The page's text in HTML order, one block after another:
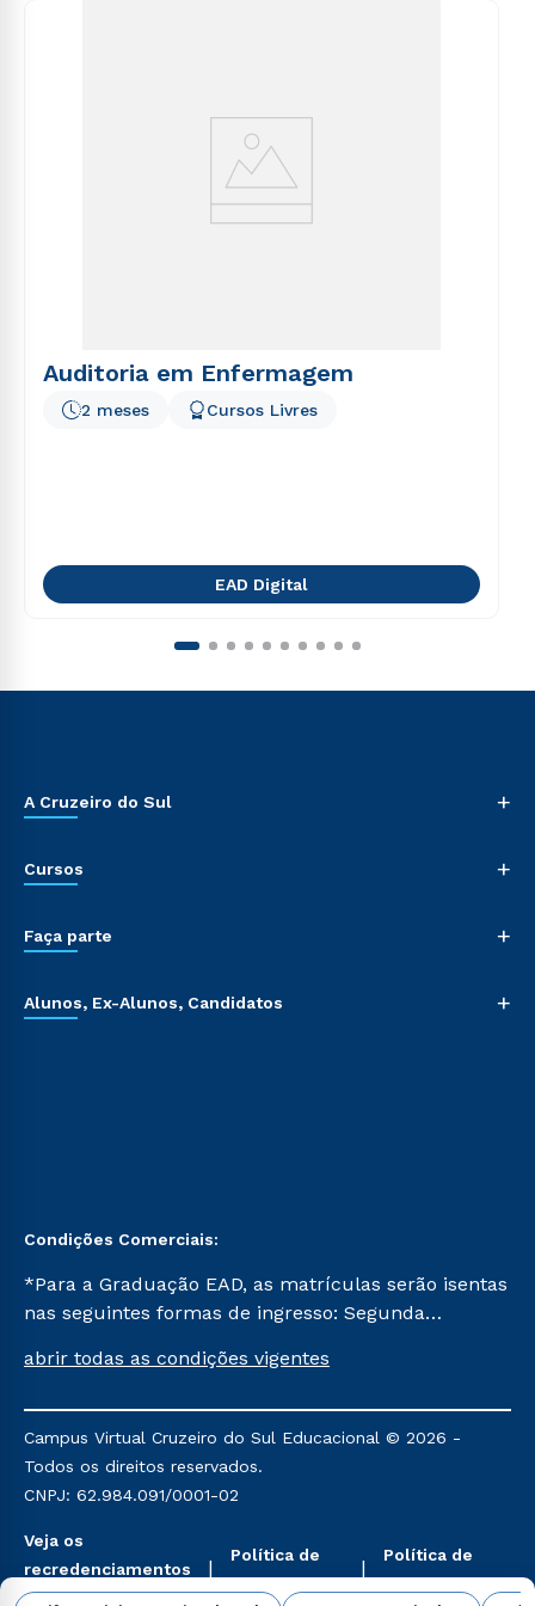
Auditoria em Enfermagem
2 meses Cursos Livres
EAD Digital
A Cruzeiro do Sul +
Cursos +
Faça parte +
Alunos, Ex-Alunos, Candidatos +
Condições Comerciais:
*Para a Graduação EAD, as matrículas serão isentas
nas seguintes formas de ingresso: Segunda
Já para as demais, a taxa de matrícula será de R$
mencionadas são referentes aos cursos: Ensino
Religioso, Geografia para a Docência e Metodologia
do Ensino de História: Questões Atuais.
abrir todas as condições vigentes
Campus Virtual Cruzeiro do Sul Educacional © 2026 -
Todos os direitos reservados.
CNPJ: 62.984.091/0001-02
Veja os
recredenciamentos
aqui
Política de
Privacidade
Política de
Cookies